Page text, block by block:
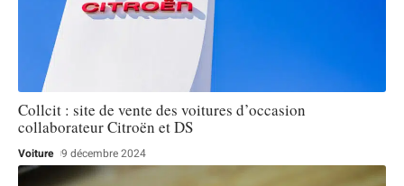
Collcit : site de vente des voitures d’occasion
collaborateur Citroën et DS
Voiture 9 décembre 2024